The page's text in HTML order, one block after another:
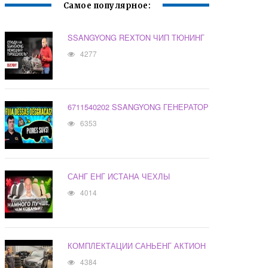
Самое популярное:
SSANGYONG REXTON ЧИП ТЮНИНГ
4277
6711540202 SSANGYONG ГЕНЕРАТОР
6353
САНГ ЕНГ ИСТАНА ЧЕХЛЫ
4014
КОМПЛЕКТАЦИИ САНЬЕНГ АКТИОН
4384